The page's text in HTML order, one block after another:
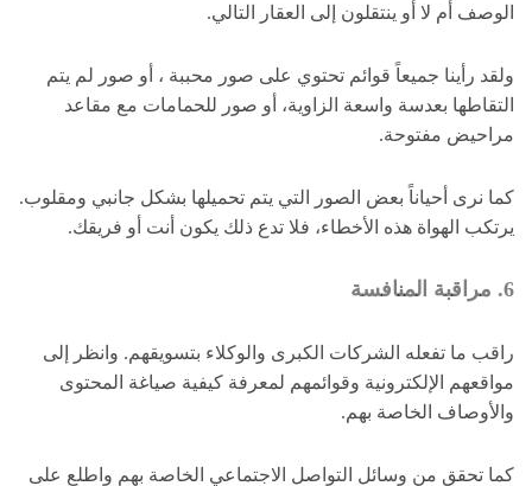
الوصف أم لا أو ينتقلون إلى العقار التالي.
ولقد رأينا جميعاً قوائم تحتوي على صور محببة ، أو صور لم يتم
التقاطها بعدسة واسعة الزاوية، أو صور للحمامات مع مقاعد
مراحيض مفتوحة.
كما نرى أحياناً بعض الصور التي يتم تحميلها بشكل جانبي ومقلوب.
يرتكب الهواة هذه الأخطاء، فلا تدع ذلك يكون أنت أو فريقك.
6. مراقبة المنافسة
راقب ما تفعله الشركات الكبرى والوكلاء بتسويقهم. وانظر إلى
مواقعهم الإلكترونية وقوائمهم لمعرفة كيفية صياغة المحتوى
والأوصاف الخاصة بهم.
كما تحقق من وسائل التواصل الاجتماعي الخاصة بهم واطلع على